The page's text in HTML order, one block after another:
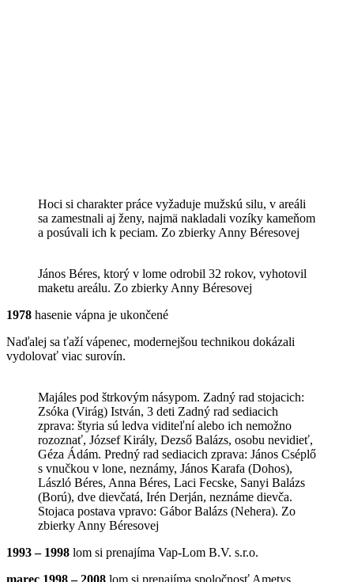
Hoci si charakter práce vyžaduje mužskú silu, v areáli
sa zamestnali aj ženy, najmä nakladali vozíky kameňom
a posúvali ich k peciam. Zo zbierky Anny Béresovej
János Béres, ktorý v lome odrobil 32 rokov, vyhotovil
maketu areálu. Zo zbierky Anny Béresovej
1978 hasenie vápna je ukončené
Naďalej sa ťaží vápenec, modernejšou technikou dokázali
vydolovať viac surovín.
Majáles pod štrkovým násypom. Zadný rad stojacich:
Zsóka (Virág) István, 3 deti Zadný rad sediacich
zprava: štyria sú ledva viditeľní alebo ich nemožno
rozoznať, József Király, Dezső Balázs, osobu nevidieť,
Géza Ádám. Predný rad sediacich zprava: János Cséplő
s vnučkou v lone, neznámy, János Karafa (Dohos),
László Béres, Anna Béres, Laci Fecske, Sanyi Balázs
(Ború), dve dievčatá, Irén Derján, neznáme dievča.
Stojaca postava vpravo: Gábor Balázs (Nehera). Zo
zbierky Anny Béresovej
1993 – 1998 lom si prenajíma Vap-Lom B.V. s.r.o.
marec 1998 – 2008 lom si prenajíma spoločnosť Ametys